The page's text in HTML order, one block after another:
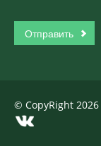
© CopyRight 2026